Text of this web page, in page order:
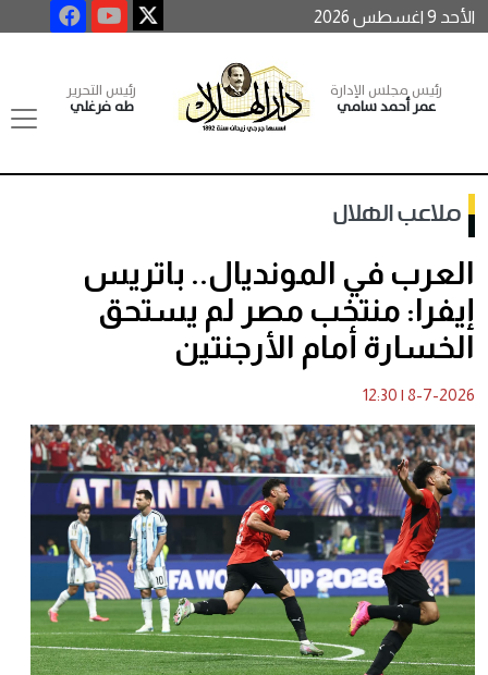
الأحد 9 اغسطس 2026
رئيس مجلس الإدارة
عمر أحمد سامي
رئيس التحرير
طه فرغلي
ملاعب الهلال
العرب في المونديال.. باتريس
إيفرا: منتخب مصر لم يستحق
الخسارة أمام الأرجنتين
8-7-2026
|
12:30